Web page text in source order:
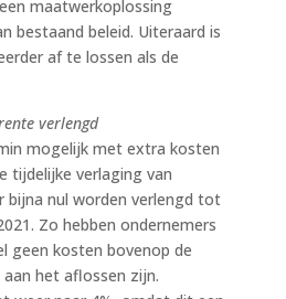
maatwerkoplossing
bestaand beleid. Uiteraard is
af te lossen als de
verlengd
mogelijk met extra kosten
tijdelijke verlaging van
bijna nul worden verlengd tot
Zo hebben ondernemers
geen kosten bovenop de
het aflossen zijn.